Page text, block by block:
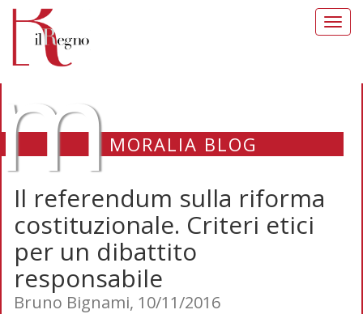
MORALIA BLOG
Il referendum sulla riforma
costituzionale. Criteri etici
per un dibattito
responsabile
Bruno Bignami, 10/11/2016